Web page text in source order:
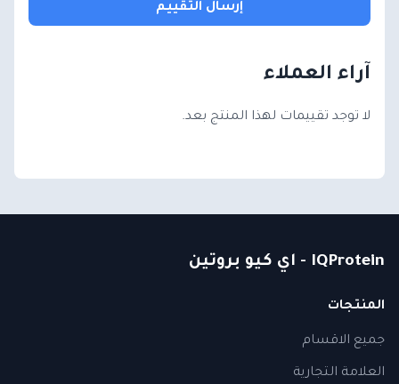
إرسال التقييم
آراء العملاء
لا توجد تقييمات لهذا المنتج بعد.
IQProtein - اي كيو بروتين
المنتجات
جميع الاقسام
العلامة التجارية